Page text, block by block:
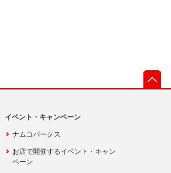
イベント・キャンペーン
ナムコパークス
お店で開催するイベント・キャン
ペーン